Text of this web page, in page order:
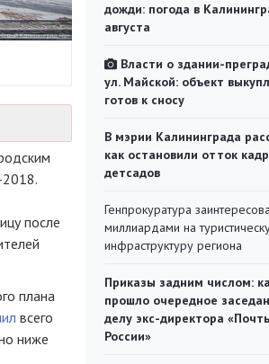
.
после
плана
всего
ниже
дожди: погода в
августа
Власти о здании-
ул. Майской: объект
готов к сносу
В мэрии Калининграда
как остановили отток
детсадов
Генпрокуратура
миллиардами на
инфраструктуру региона
Приказы задним числом:
прошло очередное
делу экс-директора
России»